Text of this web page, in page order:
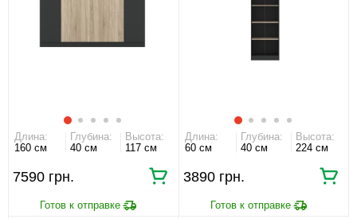
Длина:
160 см
Глубина:
40 см
Высота:
117 см
7590 грн.
Длина:
60 см
Глубина:
40 см
Высота:
224 см
3890 грн.